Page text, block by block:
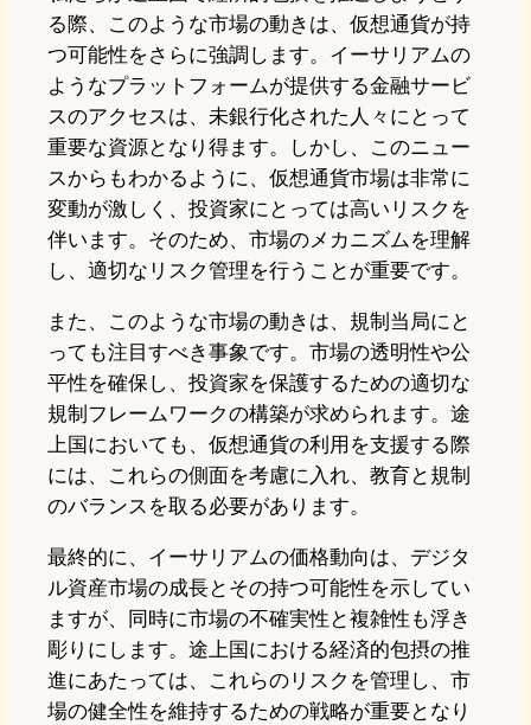
る際、このような市場の動きは、仮想通貨が持
つ可能性をさらに強調します。イーサリアムの
ようなプラットフォームが提供する金融サービ
スのアクセスは、未銀行化された人々にとって
重要な資源となり得ます。しかし、このニュー
スからもわかるように、仮想通貨市場は非常に
変動が激しく、投資家にとっては高いリスクを
伴います。そのため、市場のメカニズムを理解
し、適切なリスク管理を行うことが重要です。
また、このような市場の動きは、規制当局にと
っても注目すべき事象です。市場の透明性や公
平性を確保し、投資家を保護するための適切な
規制フレームワークの構築が求められます。途
上国においても、仮想通貨の利用を支援する際
には、これらの側面を考慮に入れ、教育と規制
のバランスを取る必要があります。
最終的に、イーサリアムの価格動向は、デジタ
ル資産市場の成長とその持つ可能性を示してい
ますが、同時に市場の不確実性と複雑性も浮き
彫りにします。途上国における経済的包摂の推
進にあたっては、これらのリスクを管理し、市
場の健全性を維持するための戦略が重要となり